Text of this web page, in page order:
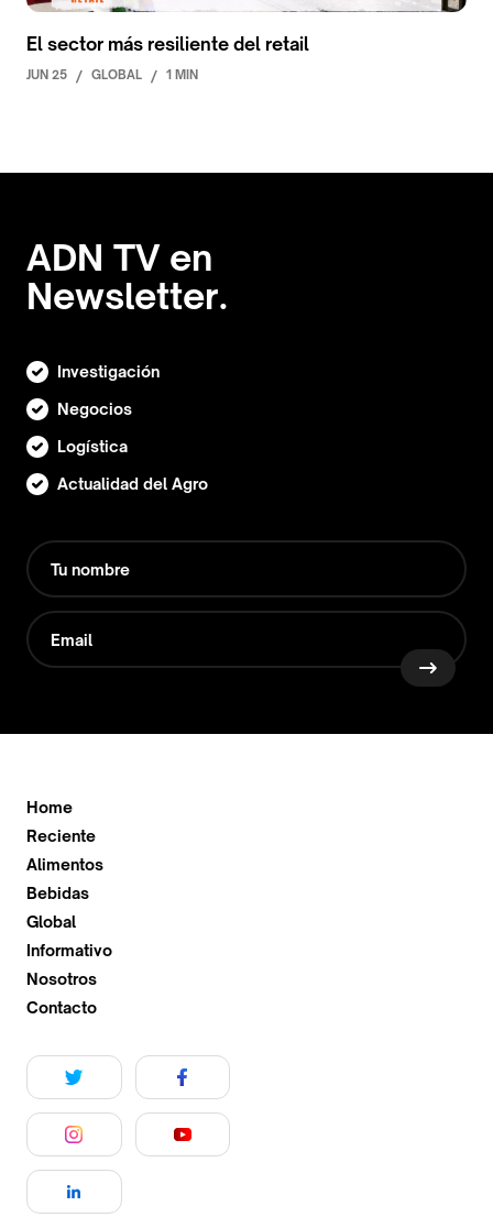
El sector más resiliente del retail
JUN 25 / GLOBAL / 1 MIN
ADN TV en
Newsletter.
Investigación
Negocios
Logística
Actualidad del Agro
Home
Reciente
Alimentos
Bebidas
Global
Informativo
Nosotros
Contacto